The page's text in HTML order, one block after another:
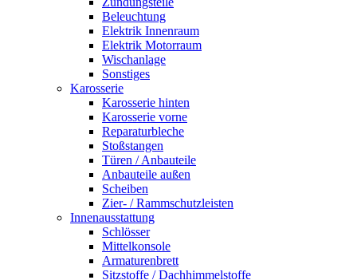
Beleuchtung
Elektrik Innenraum
Elektrik Motorraum
Wischanlage
Sonstiges
Karosserie
Karosserie hinten
Karosserie vorne
Reparaturbleche
Stoßstangen
Türen / Anbauteile
Anbauteile außen
Scheiben
Zier- / Rammschutzleisten
Innenausstattung
Schlösser
Mittelkonsole
Armaturenbrett
Sitzstoffe / Dachhimmelstoffe